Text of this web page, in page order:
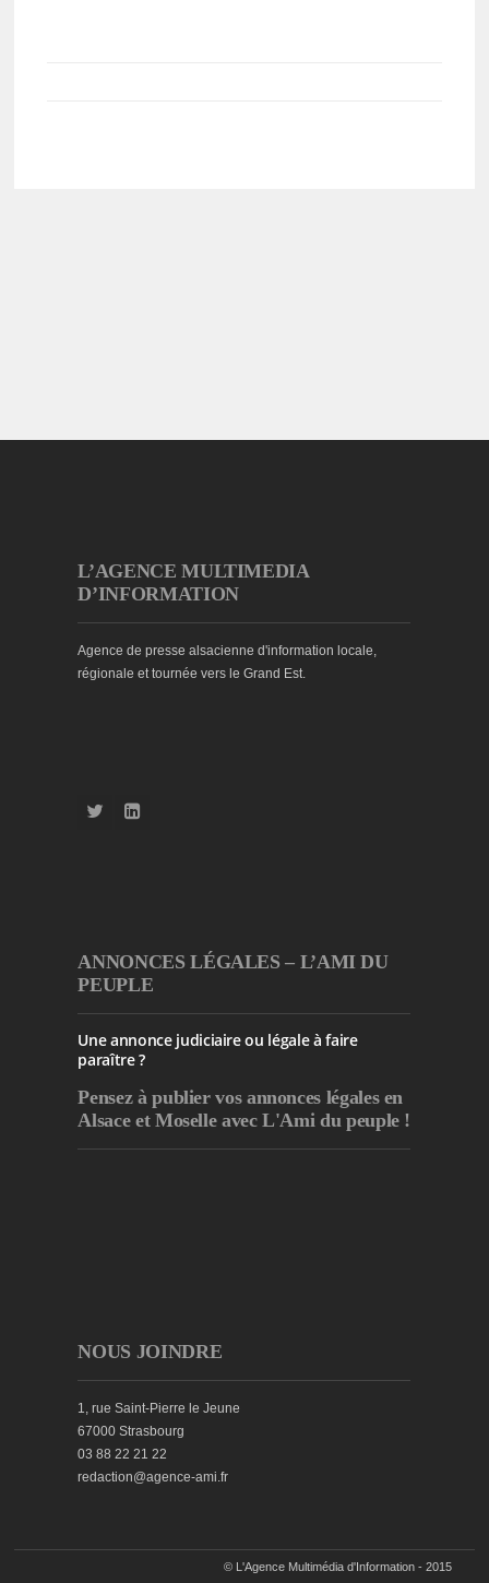
L’AGENCE MULTIMEDIA
D’INFORMATION
Agence de presse alsacienne d'information locale,
régionale et tournée vers le Grand Est.
ANNONCES LÉGALES – L’AMI DU
PEUPLE
Une annonce judiciaire ou légale à faire
paraître ?
Pensez à publiervos annonces légales en
Alsace et Moselle avec L'Ami du peuple !
NOUS JOINDRE
1, rue Saint-Pierre le Jeune
67000 Strasbourg
03 88 22 21 22
redaction@agence-ami.fr
© L'Agence Multimédia d'Information - 2015